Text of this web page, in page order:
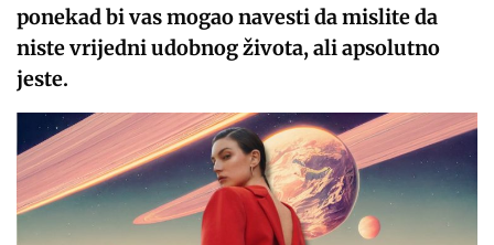
ponekad bi vas mogao navesti da mislite da
niste vrijedni udobnog života, ali apsolutno
jeste.